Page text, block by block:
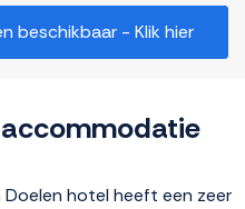
beschikbaar - Klik hier
hotel heeft een zeer